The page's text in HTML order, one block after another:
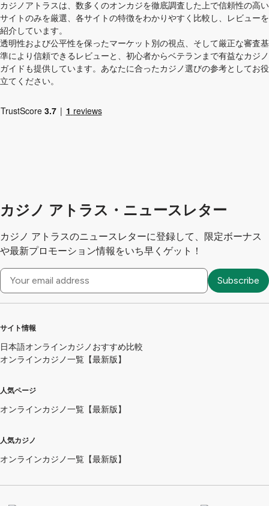
カジノアトラスは、数多くのオンカジを徹底調査した上で信頼性の高い
サイトのみを厳選、各サイトの特徴をわかりやすく比較し、レビューを
紹介しています。
透明性および公平性を保ったマーケット別の視点、そして厳正な審査基
準により信頼できるレビューと、初心者からベテランまで有益なカジノ
ガイドも提供しています。あなたに合ったカジノ選びの参考としてお役
立てください。
カジノ アトラス・ニュースレター
カジノ アトラスのニュースレターに登録して、限定ボーナス
や最新プロモーション情報をいち早くゲット！
サイト情報
日本語オンラインカジノおすすめ比較
オンラインカジノ一覧【最新版】
人気ページ
オンラインカジノ一覧【最新版】
人気カジノ
オンラインカジノ一覧【最新版】